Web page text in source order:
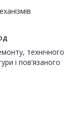
технічного
і пов’язаного